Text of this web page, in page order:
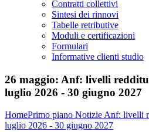
Contratti collettivi
Sintesi dei rinnovi
Tabelle retributive
Moduli e certificazioni
Formulari
Informative clienti studio
26 maggio: Anf: livelli
luglio 2026 - 30 giugno 2027
HomePrimo piano NotizieAnf: livelli
luglio 2026 - 30 giugno 2027